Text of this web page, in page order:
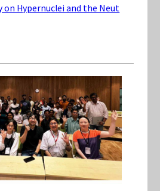
on Hypernuclei and the Neut